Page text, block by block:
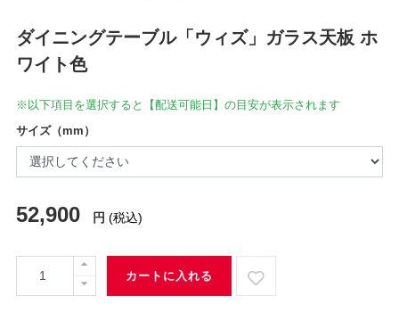
ダイニングテーブル「ウィズ」ガラス天板 ホ
ワイト色
※以下項目を選択すると【配送可能日】の目安が表示されます
サイズ（mm）
52,900 円 (税込)
カートに入れる